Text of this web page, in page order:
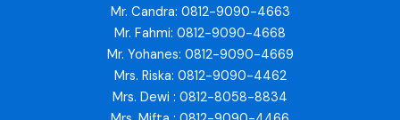
Mr. Candra: 0812-9090-4663
Mr. Fahmi: 0812-9090-4668
Mr. Yohanes: 0812-9090-4669
Mrs. Riska: 0812-9090-4462
Mrs. Dewi : 0812-8058-8834